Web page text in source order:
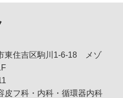
。
回 2回接種
1回接種
の方 自己負担1,500
東住吉区駒川1-6-18 メゾ
皮フ科・内科・循環器内科